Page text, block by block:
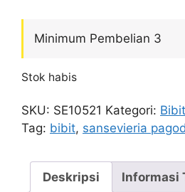
Minimum Pembelian 3
Stok habis
SKU: SE10521 Kategori: Bibit
Tag: bibit, sansevieria
Deskripsi Informasi